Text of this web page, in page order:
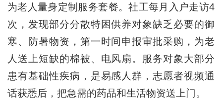
为老人量身定制服务套餐。社工每月入户走访4
次，发现部分分散特困供养对象缺乏必要的御
寒、防暑物资，第一时间申报审批采购，为老
人送上短缺的棉被、电风扇。服务对象大部分
患有基础性疾病，是易感人群，志愿者视频通
话获悉后，把急需的药品和生活物资送上门。